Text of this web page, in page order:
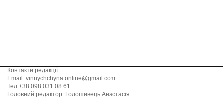
Контакти редакції:
Email: vinnychchyna.online@gmail.com
Тел:+38 098 031 08 61
Головний редактор: Голошивець Анастасія